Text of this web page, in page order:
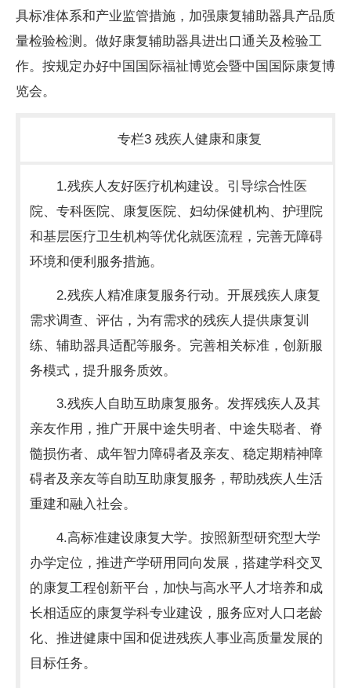
具标准体系和产业监管措施，加强康复辅助器具产品质
量检验检测。做好康复辅助器具进出口通关及检验工
作。按规定办好中国国际福祉博览会暨中国国际康复博
览会。
专栏3 残疾人健康和康复
1.残疾人友好医疗机构建设。引导综合性医
院、专科医院、康复医院、妇幼保健机构、护理院
和基层医疗卫生机构等优化就医流程，完善无障碍
环境和便利服务措施。
2.残疾人精准康复服务行动。开展残疾人康复
需求调查、评估，为有需求的残疾人提供康复训
练、辅助器具适配等服务。完善相关标准，创新服
务模式，提升服务质效。
3.残疾人自助互助康复服务。发挥残疾人及其
亲友作用，推广开展中途失明者、中途失聪者、脊
髓损伤者、成年智力障碍者及亲友、稳定期精神障
碍者及亲友等自助互助康复服务，帮助残疾人生活
重建和融入社会。
4.高标准建设康复大学。按照新型研究型大学
办学定位，推进产学研用同向发展，搭建学科交叉
的康复工程创新平台，加快与高水平人才培养和成
长相适应的康复学科专业建设，服务应对人口老龄
化、推进健康中国和促进残疾人事业高质量发展的
目标任务。